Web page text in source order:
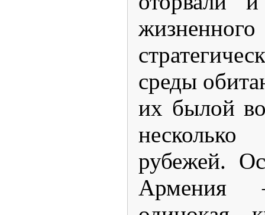
среды
их былой
несколько
рубежей.
Армения